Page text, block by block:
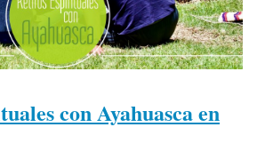
con Ayahuasca en